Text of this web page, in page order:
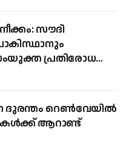
സൗദി
പ്രതിരോധ
ദുരന്തം റെണ്‍വേയില്‍
ആറാണ്ട്